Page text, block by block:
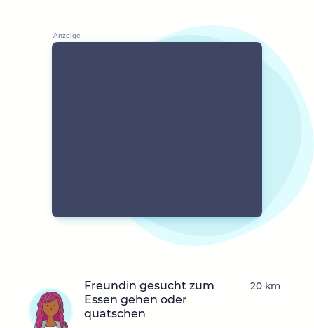
Freundin gesucht zum
Essen gehen oder
quatschen
20 km